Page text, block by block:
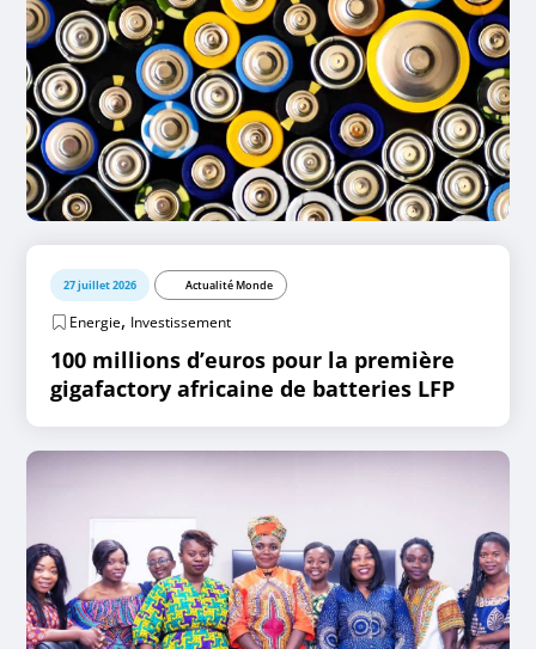
27 juillet 2026 Actualité Monde
Energie, Investissement
100 millions d’euros pour la première
gigafactory africaine de batteries LFP